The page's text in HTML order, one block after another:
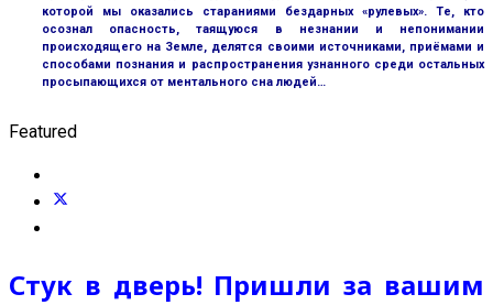
которой мы оказались стараниями бездарных «рулевых». Те, кто
осознал опасность, таящуюся в незнании и непонимании
происходящего на Земле, делятся своими источниками, приёмами и
способами познания и распространения узнанного среди остальных
просыпающихся от ментального сна людей…
Featured
Стук в дверь! Пришли за вашим